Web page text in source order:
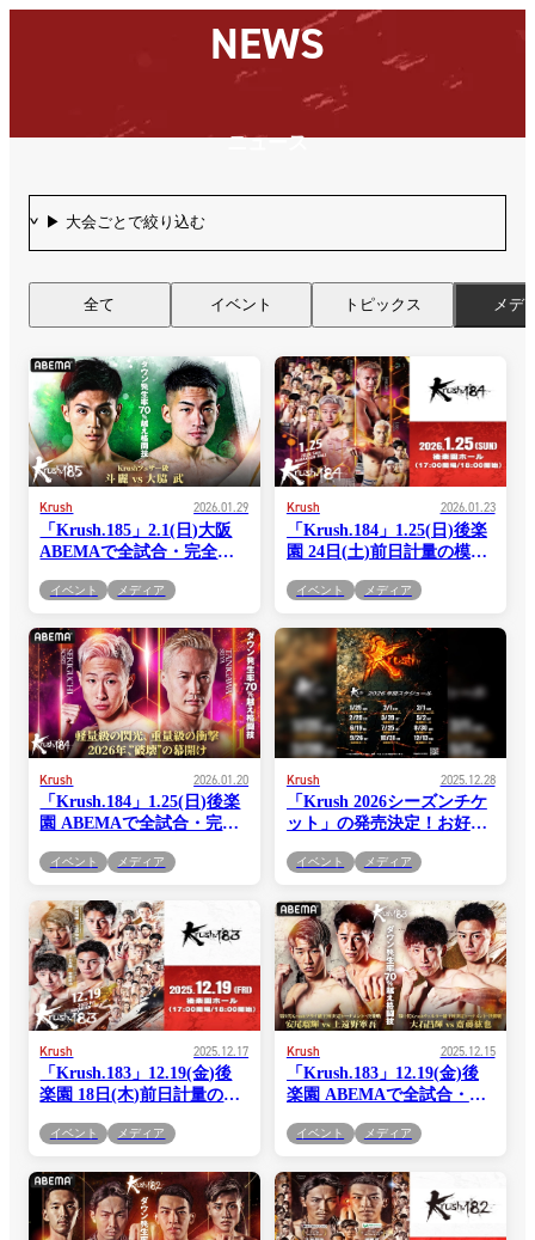
KRUSH English
한국어
中文（繁
العربية
ショップ
配信情報
ブランド
スポンサー
K-1 LICENSE
English
NEWS
ニュース
全て イベント トピックス メデ
Krush 2026.01.29
「Krush.185」2.1(日)大阪
ABEMAで全試合・完全生
イベント メディア
Krush 2026.01.23
「Krush.184」1.25(日)後楽
園 24日(土)前日計量の模様
イベント メディア
Krush 2026.01.20
「Krush.184」1.25(日)後楽
園 ABEMAで全試合・完全
イベント メディア
Krush 2025.12.28
「Krush 2026シーズンチケ
ット」の発売決定！お好き
全大会を観戦
イベント メディア
Krush 2025.12.17
「Krush.183」12.19(金)後
楽園 18日(木)前日計量の模
信!イベント メディア
Krush 2025.12.15
「Krush.183」12.19(金)後
楽園 ABEMAで全試合・完
イベント メディア